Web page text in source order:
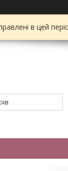
в цей